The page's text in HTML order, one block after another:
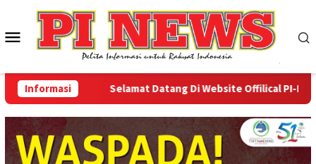
konten
Menu
Mobile
Informasi Selamat Datang Di Website Offilical PI-News